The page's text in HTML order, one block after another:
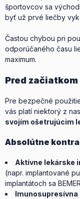
športovcov sa
byť už prvé liečby
Častou chybou pri
odporúčaného času
maximum.
Pred
Pre bezpečné
vás platí niektorý z
svojím ošetrujúcim
Absolútne
Aktívne lekárske
(napr. implantované
implantátoch sa
Imunosupresívna